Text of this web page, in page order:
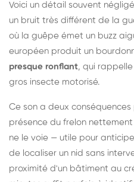
Voici un détail souvent
un bruit très différent de la
où la guêpe émet un buzz
européen produit un
presque ronflant, qui
gros insecte motorisé.
Ce son a deux
présence du frelon
ne le voie — utile pour
de localiser un nid sans
proximité d'un bâtiment au